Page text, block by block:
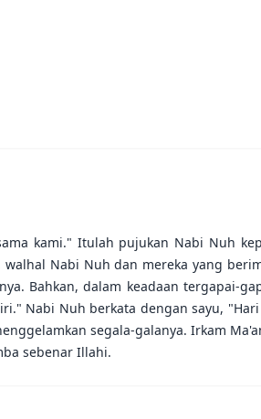
kami." Itulah pujukan Nabi Nuh
Nabi Nuh dan mereka yang
Bahkan, dalam keadaan tergapai-
Nabi Nuh berkata dengan sayu,
segala-galanya. Irkam
sebenar Illahi.